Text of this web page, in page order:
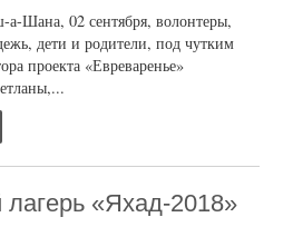
а-Шана, 02 сентября, волонтеры,
дети и родители, под чутким
проекта «Евреваренье»
«Яхад-2018»